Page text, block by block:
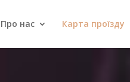
Про нас Карта проїзду